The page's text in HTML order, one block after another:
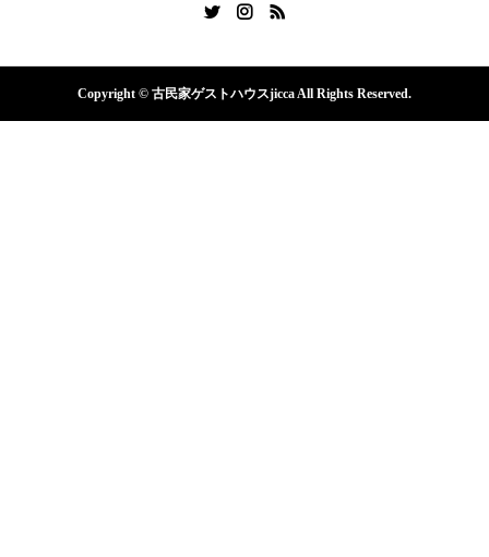
Copyright © 古民家ゲストハウスjicca All Rights Reserved.